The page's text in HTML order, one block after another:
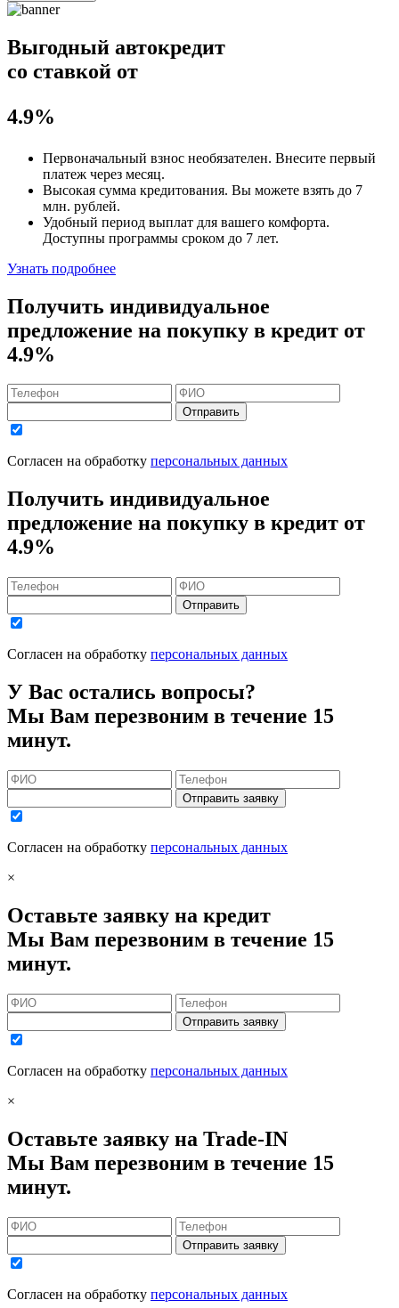
Выгодный автокредит
со ставкой от
4.9%
Первоначальный взнос необязателен. Внесите первый
платеж через месяц.
Высокая сумма кредитования. Вы можете взять до 7
млн. рублей.
Удобный период выплат для вашего комфорта.
Доступны программы сроком до 7 лет.
Узнать подробнее
Получить индивидуальное
предложение на покупку в кредит от
4.9%
Отправить
Согласен на обработку персональных данных
Получить индивидуальное
предложение на покупку в кредит от
4.9%
Отправить
Согласен на обработку персональных данных
У Вас остались вопросы?
Мы Вам перезвоним в течение 15
минут.
Отправить заявку
Согласен на обработку персональных данных
×
Оставьте заявку на кредит
Мы Вам перезвоним в течение 15
минут.
Отправить заявку
Согласен на обработку персональных данных
×
Оставьте заявку на Trade-IN
Мы Вам перезвоним в течение 15
минут.
Отправить заявку
Согласен на обработку персональных данных